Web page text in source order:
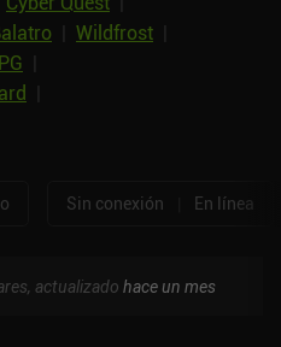
Wildfrost
Sin conexión En línea
actualizado hace un mes